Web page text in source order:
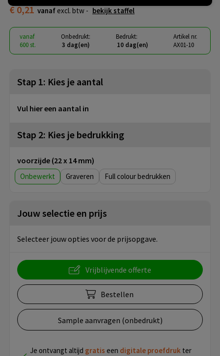
€ 0,21 vanaf excl. btw - bekijk staffel
vanaf
600 st.
Onbedrukt:
3 dag(en)
Bedrukt:
10 dag(en)
Artikel nr.
AX01-10
Stap 1: Kies je aantal
Vul hier een aantal in
Stap 2: Kies je bedrukking
voorzijde (22 x 14 mm)
Onbewerkt Graveren Full colour
Jouw selectie en prijs
Selecteer jouw opties voor de prijsopgave.
Vrijblijvende offerte
Bestellen
Sample aanvragen (onbedrukt)
Je ontvangt altijd gratis een digitale proefdruk ter